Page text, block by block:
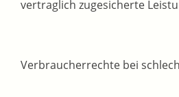
vertraglich zugesicherte
Verbraucherrechte bei